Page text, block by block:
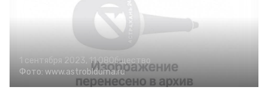
1 сентября 2023, 11:08Общество
Фото: www.astroblduma.ru